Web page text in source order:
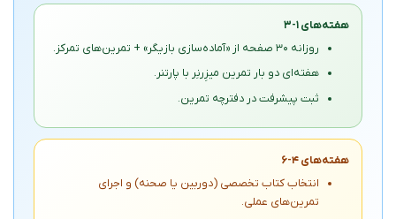
هفته‌های ۱-۳
روزانه ۳۰ صفحه از «آماده‌سازی بازیگر» + تمرین‌های تمرکز.
هفته‌ای دو بار تمرین میزِرنِر با پارتنر.
ثبت پیشرفت در دفترچه تمرین.
هفته‌های ۴-۶
انتخاب کتاب تخصصی (دوربین یا صحنه) و اجرای
تمرین‌های عملی.